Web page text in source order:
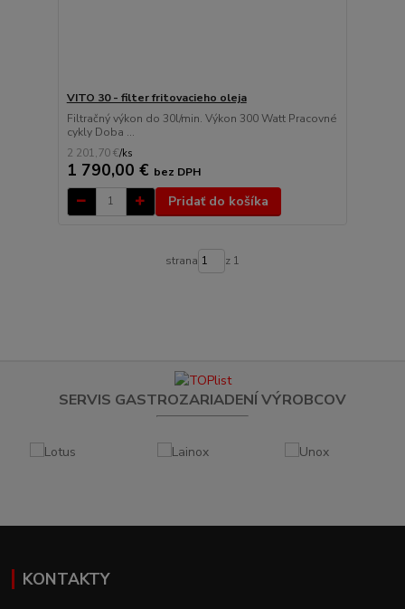
VITO 30 - filter fritovacieho oleja
Filtračný výkon do 30l/min. Výkon 300 Watt Pracovné
cykly Doba ...
2 201,70 €/ks
1 790,00 € bez DPH
Pridať do košíka
strana z 1
SERVIS GASTROZARIADENÍ VÝROBCOV
KONTAKTY